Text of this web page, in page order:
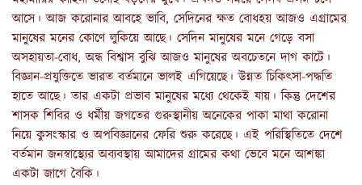
আসে। আজ করোনার আবহে ভাবি, সেদিনের ক্ষত বোধহয় আজও এগ্রামের
মানুষের মনের কোণে লুকিয়ে আছে। সেদিন মানুষের মনে গেড়ে বসা
অসহায়তা-বোধ, অন্ধ বিশ্বাস বুঝি আজও মানুষের অবচেতনে দাগ কাটে।
বিজ্ঞান-প্রযুক্তিতে ভারত বর্তমানে ভালই এগিয়েছে। উন্নত চিকিৎসা-পদ্ধতি
হাতে আছে। তার একটা প্রভাব মানুষের মধ্যে থেকেই যায়। কিন্তু দেশের
শাসক শিবির ও ধর্মীয় জগতের গুরুস্থানীয় অনেকের পাকা মাথা করোনা
নিয়ে কুসংস্কার ও অপবিজ্ঞানের ফেরি শুরু করেছে। এই পরিস্থিতিতে দেশে
বর্তমান জনস্বাস্থ্যের অব্যবস্থায় আমাদের গ্রামের কথা ভেবে মনে আশঙ্কা
একটা জাগে বৈকি।